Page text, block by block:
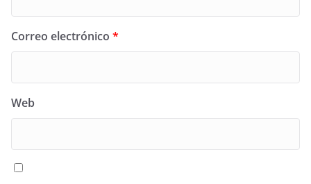
Correo electrónico *
Web